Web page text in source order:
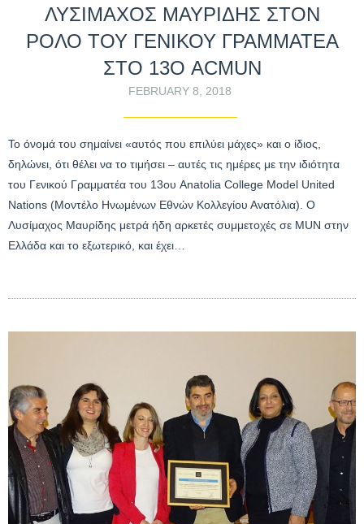
ΛΥΣΙΜΑΧΟΣ ΜΑΥΡΙΔΗΣ ΣΤΟΝ
ΡΟΛΟ ΤΟΥ ΓΕΝΙΚΟΥ ΓΡΑΜΜΑΤΕΑ
ΣΤΟ 13Ο ACMUN
FEBRUARY 8, 2018
Το όνομά του σημαίνει «αυτός που επιλύει μάχες» και ο ίδιος,
δηλώνει, ότι θέλει να το τιμήσει – αυτές τις ημέρες με την ιδιότητα
του Γενικού Γραμματέα του 13ου Anatolia College Model United
Nations (Μοντέλο Ηνωμένων Εθνών Κολλεγίου Ανατόλια). Ο
Λυσίμαχος Μαυρίδης μετρά ήδη αρκετές συμμετοχές σε MUN στην
Ελλάδα και το εξωτερικό, και έχει…